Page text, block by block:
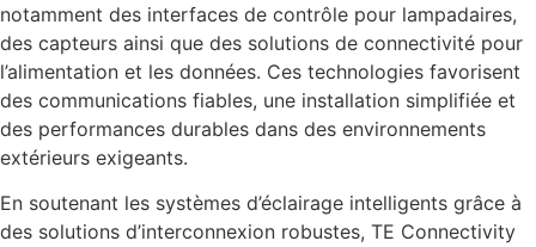
notamment des interfaces de contrôle pour lampadaires,
des capteurs ainsi que des solutions de connectivité pour
l’alimentation et les données. Ces technologies favorisent
des communications fiables, une installation simplifiée et
des performances durables dans des environnements
extérieurs exigeants.
En soutenant les systèmes d’éclairage intelligents grâce à
des solutions d’interconnexion robustes, TE Connectivity